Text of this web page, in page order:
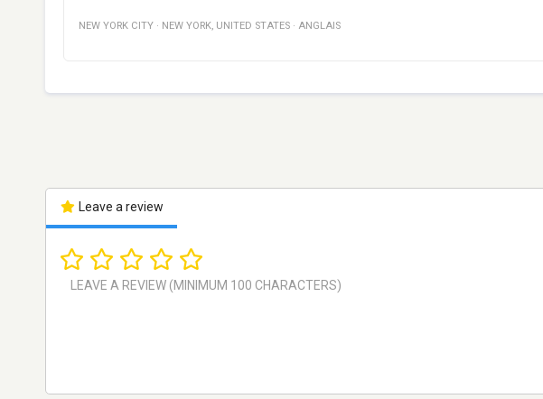
NEW YORK CITY · NEW YORK, UNITED STATES · ANGLAIS
Leave a review